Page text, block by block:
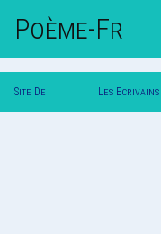
Poème-Fr
Site De Les Ecrivains